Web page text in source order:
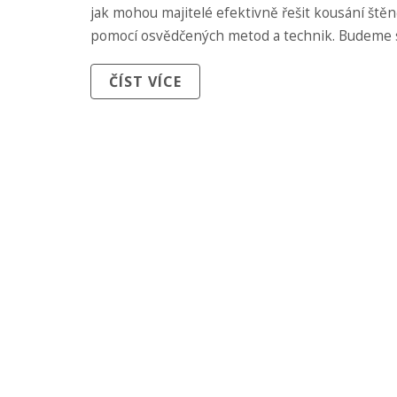
jak mohou majitelé efektivně řešit kousání
pomocí osvědčených metod a technik. Budeme
tréninku štěněte, aby se naučilo nekousat, a
domácnost šťastnou a v harmonii.
ČÍST VÍCE